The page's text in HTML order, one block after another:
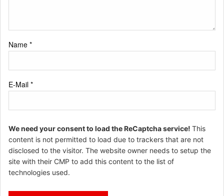
Name *
E-Mail *
We need your consent to load the ReCaptcha service! This
content is not permitted to load due to trackers that are not
disclosed to the visitor. The website owner needs to setup the
site with their CMP to add this content to the list of
technologies used.